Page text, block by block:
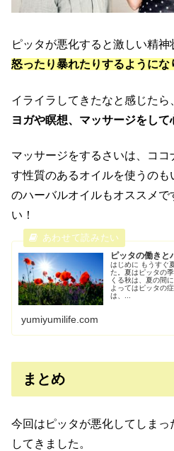
ピッタが悪化すると激しい精神
怒ったり暴れたりするようにな
イライラしてきたなと感じたら
ヨガや瞑想、マッサージをして
マッサージをするさいは、コ
す性質のあるオイルを使うの
のハーバルオイルもオススメで
い！
ピッタの働きと
はじめに もうすぐ夏が終わりますね。今年の夏も暑かっ
た。夏はピッタの季節とい
くる秋は、夏の間
よってはピッタの症状が
は、...
yumiyumilife.com
まとめ
今回はピッタが悪化してしま
してきました。